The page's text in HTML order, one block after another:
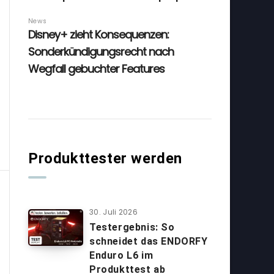
Produkttester werden
30. Juli 2026
Testergebnis: So
schneidet das ENDORFY
Enduro L6 im
Produkttest ab